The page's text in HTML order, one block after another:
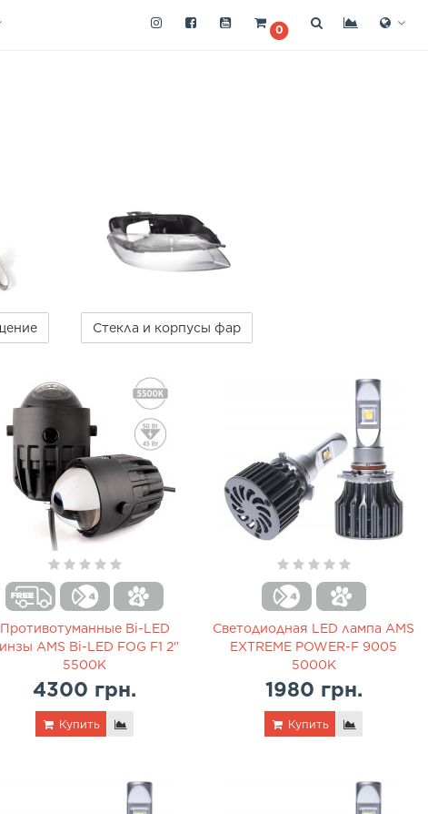
0
Стекла и корпусы фар
Противотуманные Bi-LED
AMS Bi-LED FOG F1 2"
5500K
4300 грн.
Купить
Светодиодная LED лампа AMS
EXTREME POWER-F 9005
5000K
1980 грн.
Купить